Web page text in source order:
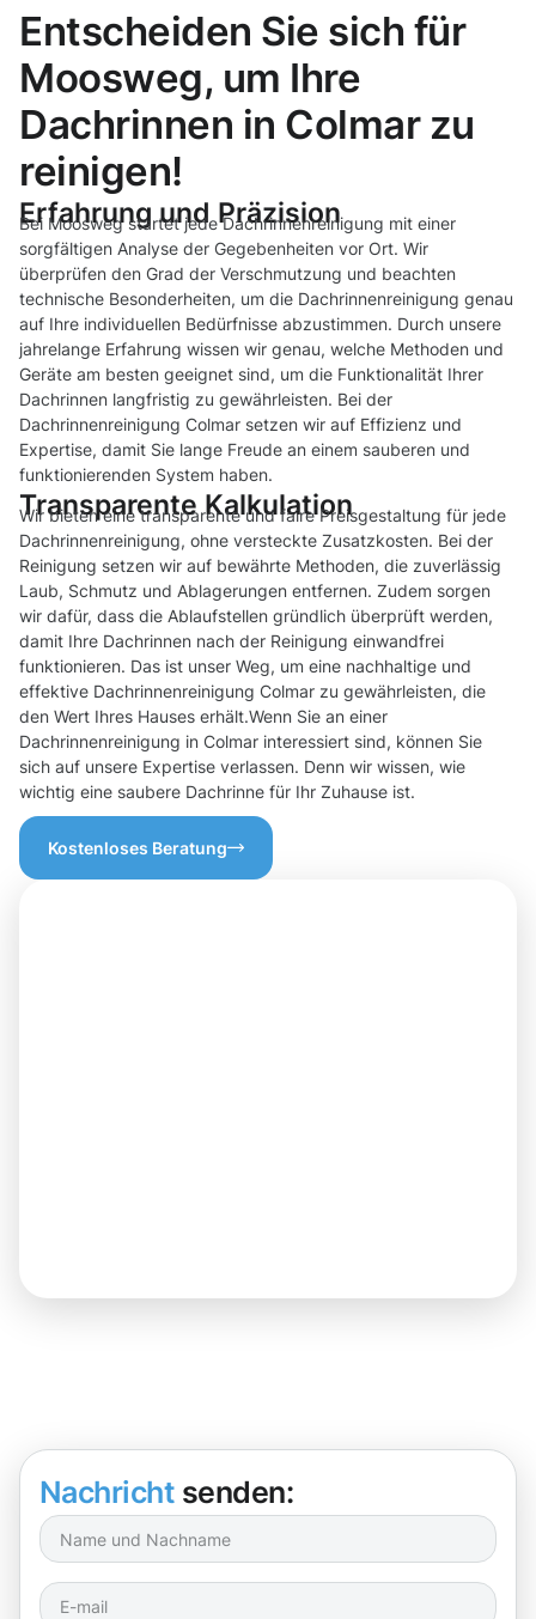
Entscheiden Sie sich für
Moosweg, um Ihre
Dachrinnen in Colmar zu
reinigen!
Erfahrung und Präzision
Bei Moosweg startet jede Dachrinnenreinigung mit einer
sorgfältigen Analyse der Gegebenheiten vor Ort. Wir
überprüfen den Grad der Verschmutzung und beachten
technische Besonderheiten, um die Dachrinnenreinigung genau
auf Ihre individuellen Bedürfnisse abzustimmen. Durch unsere
jahrelange Erfahrung wissen wir genau, welche Methoden und
Geräte am besten geeignet sind, um die Funktionalität Ihrer
Dachrinnen langfristig zu gewährleisten. Bei der
Dachrinnenreinigung Colmar setzen wir auf Effizienz und
Expertise, damit Sie lange Freude an einem sauberen und
funktionierenden System haben.
Transparente Kalkulation
Wir bieten eine transparente und faire Preisgestaltung für jede
Dachrinnenreinigung, ohne versteckte Zusatzkosten. Bei der
Reinigung setzen wir auf bewährte Methoden, die zuverlässig
Laub, Schmutz und Ablagerungen entfernen. Zudem sorgen
wir dafür, dass die Ablaufstellen gründlich überprüft werden,
damit Ihre Dachrinnen nach der Reinigung einwandfrei
funktionieren. Das ist unser Weg, um eine nachhaltige und
effektive Dachrinnenreinigung Colmar zu gewährleisten, die
den Wert Ihres Hauses erhält.Wenn Sie an einer
Dachrinnenreinigung in Colmar interessiert sind, können Sie
sich auf unsere Expertise verlassen. Denn wir wissen, wie
wichtig eine saubere Dachrinne für Ihr Zuhause ist.
Kostenloses Beratung
Nachricht senden: